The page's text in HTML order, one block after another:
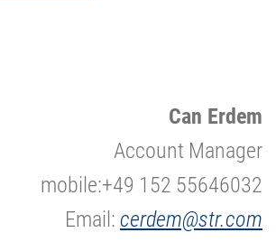
Can Erdem
Account Manager
mobile:+49 152 55646032
Email: cerdem@str.com